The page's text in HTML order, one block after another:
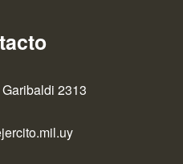
2313